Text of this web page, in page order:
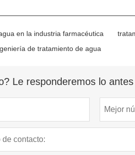
en la industria farmacéutica
de tratamiento de agua
Le responderemos lo